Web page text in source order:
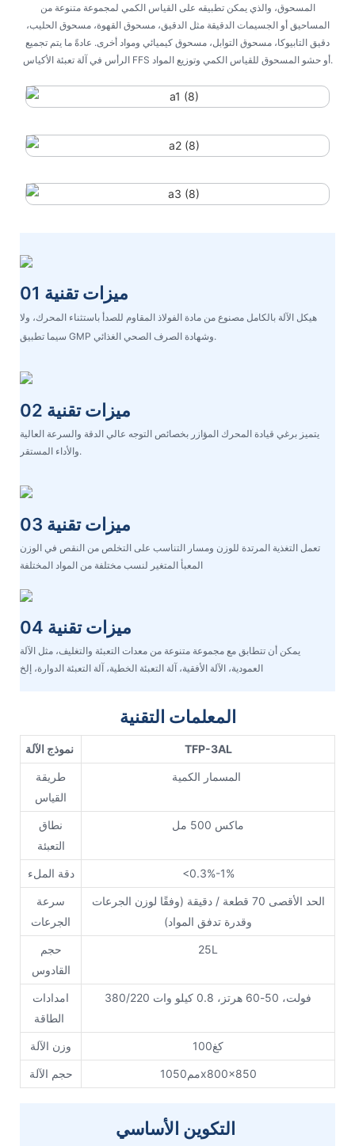
المسحوق، والذي يمكن تطبيقه على القياس الكمي لمجموعة متنوعة من
المساحيق أو الجسيمات الدقيقة مثل الدقيق، مسحوق القهوة، مسحوق الحليب،
دقيق التابيوكا، مسحوق التوابل، مسحوق كيميائي ومواد أخرى. عادةً ما يتم تجميع
الرأس في آلة تعبئة الأكياس FFS أو حشو المسحوق للقياس الكمي وتوزيع المواد.
ميزات تقنية 01
هيكل الآلة بالكامل مصنوع من مادة الفولاذ المقاوم للصدأ باستثناء المحرك، ولا
سيما تطبيق GMP وشهادة الصرف الصحي الغذائي.
ميزات تقنية 02
يتميز برغي قيادة المحرك المؤازر بخصائص التوجه عالي الدقة والسرعة العالية
والأداء المستقر.
ميزات تقنية 03
تعمل التغذية المرتدة للوزن ومسار التناسب على التخلص من النقص في الوزن
ميزات تقنية 04
يمكن أن تتطابق مع مجموعة متنوعة من معدات التعبئة والتغليف، مثل الآلة
العمودية، الآلة الأفقية، آلة التعبئة الخطية، آلة التعبئة الدوارة، إلخ
المعلمات التقنية
TFP-3AL
طريقة
القياس
نطاق
التعبئة
ماكس 500 مل
دقة الملء <0.3%-1%
سرعة
الجرعات
الحد الأقصى 70 قطعة / دقيقة (وفقًا لوزن الجرعات
وقدرة تدفق المواد)
حجم
القادوس
25L
امدادات
380/220 فولت، 50-60 هرتز، 0.8 كيلو وات
وزن الآلة كغ100
حجم الآلة مم1050x800x850